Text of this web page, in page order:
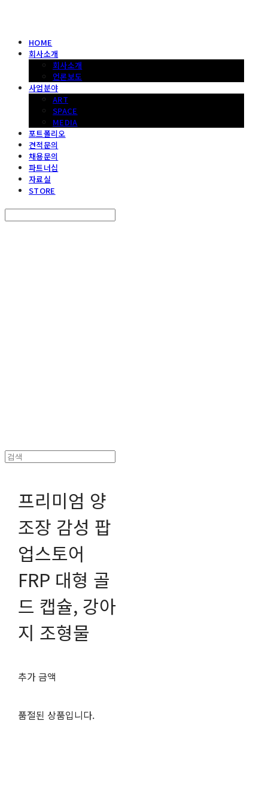
HOME
회사소개
회사소개
언론보도
사업분야
ART
SPACE
MEDIA
포트폴리오
견적문의
채용문의
파트너십
자료실
STORE
프리미엄 양
조장 감성 팝
업스토어
FRP 대형 골
드 캡슐, 강아
지 조형물
추가 금액
품절된 상품입니다.